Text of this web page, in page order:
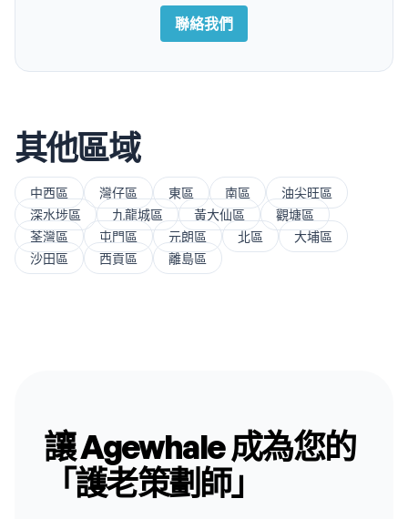
聯絡我們
其他區域
中西區 灣仔區 東區 南區
油尖旺區
深水埗區
九龍城區 黃大仙區
觀塘區
荃灣區
屯門區 元朗區 北區
大埔區
沙田區
西貢區 離島區
讓 Agewhale 成為您的
「護老策劃師」